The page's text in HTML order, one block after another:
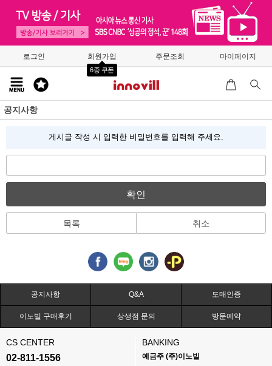
로그인 회원가입
6종 쿠폰
주문조회 마이페이지
공지사항
게시글 작성 시 입력한 비밀번호를 입력해 주세요.
확인
목록 취소
공지사항 Q&A 도매인증
이노빌 구매후기 상생점 문의 방문예약
CS CENTER
02-811-1556
BANKING
예금주 (주)이노빌